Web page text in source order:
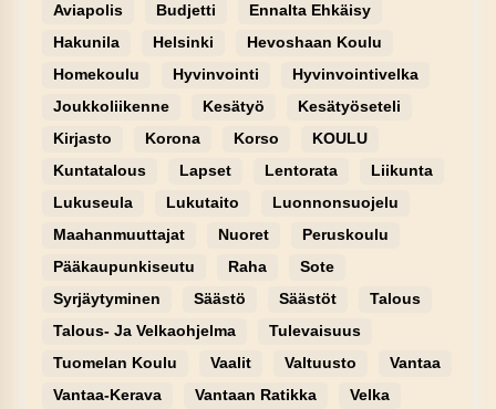
Aviapolis Budjetti
Ennalta Ehkäisy
Hakunila
Helsinki
Hevoshaan Koulu
Homekoulu
Hyvinvointi
Hyvinvointivelka
Joukkoliikenne
Kesätyö
Kesätyöseteli
Kirjasto
Korona Korso
KOULU
Kuntatalous
Lapset Lentorata
Liikunta
Lukuseula
Lukutaito
Luonnonsuojelu
Maahanmuuttajat
Nuoret
Peruskoulu
Pääkaupunkiseutu
Raha
Sote
Syrjäytyminen
Säästö Säästöt
Talous
Talous- Ja Velkaohjelma
Tulevaisuus
Tuomelan Koulu
Vaalit Valtuusto
Vantaa
Vantaa-Kerava
Vantaan Ratikka
Velka